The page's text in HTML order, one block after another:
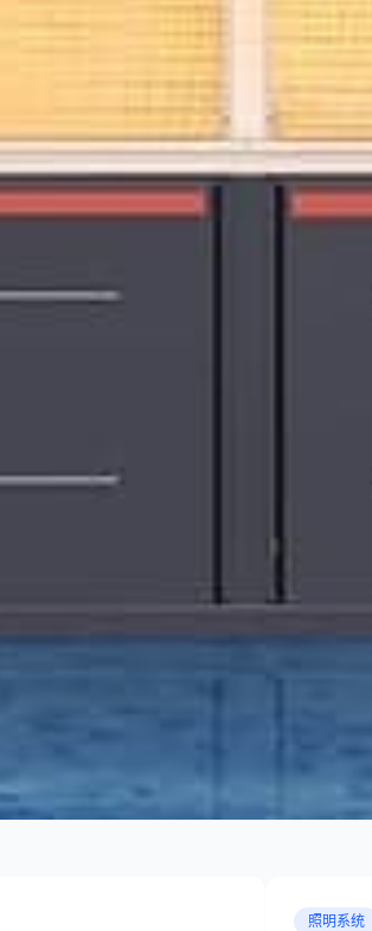
照明系统